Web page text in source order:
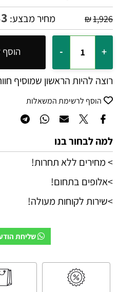
₪1,926 מחיר מבצע:
רוצה להיות הראשון שמוסיף
הוסף לרשימת המשאלות
למה לבחור בנו
> מחירים ללא תחרות!
>אלופים בתחום!
>שירות לקוחות מעולה!
שליחת